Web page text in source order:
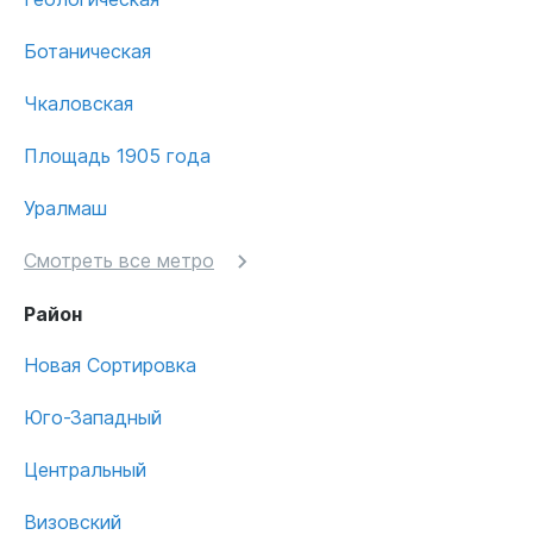
Ботаническая
Чкаловская
Площадь 1905 года
Уралмаш
Смотреть все метро
Район
Новая Сортировка
Юго-Западный
Центральный
Визовский